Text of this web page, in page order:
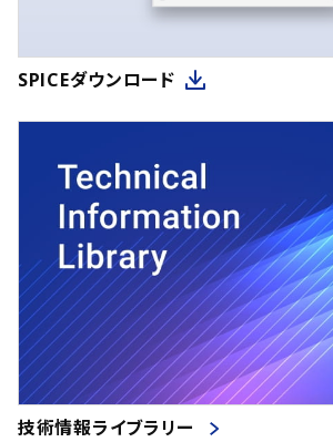
SPICEダウンロード
技術情報ライブラリー